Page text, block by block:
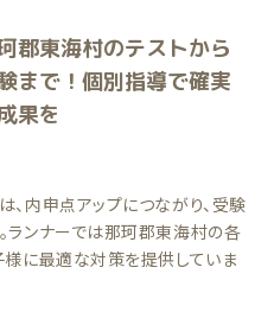
郡東海村のテストから
まで！個別指導で確実
果を
内申点アップにつながり、受験
ランナーでは那珂郡東海村の各
様に最適な対策を提供していま